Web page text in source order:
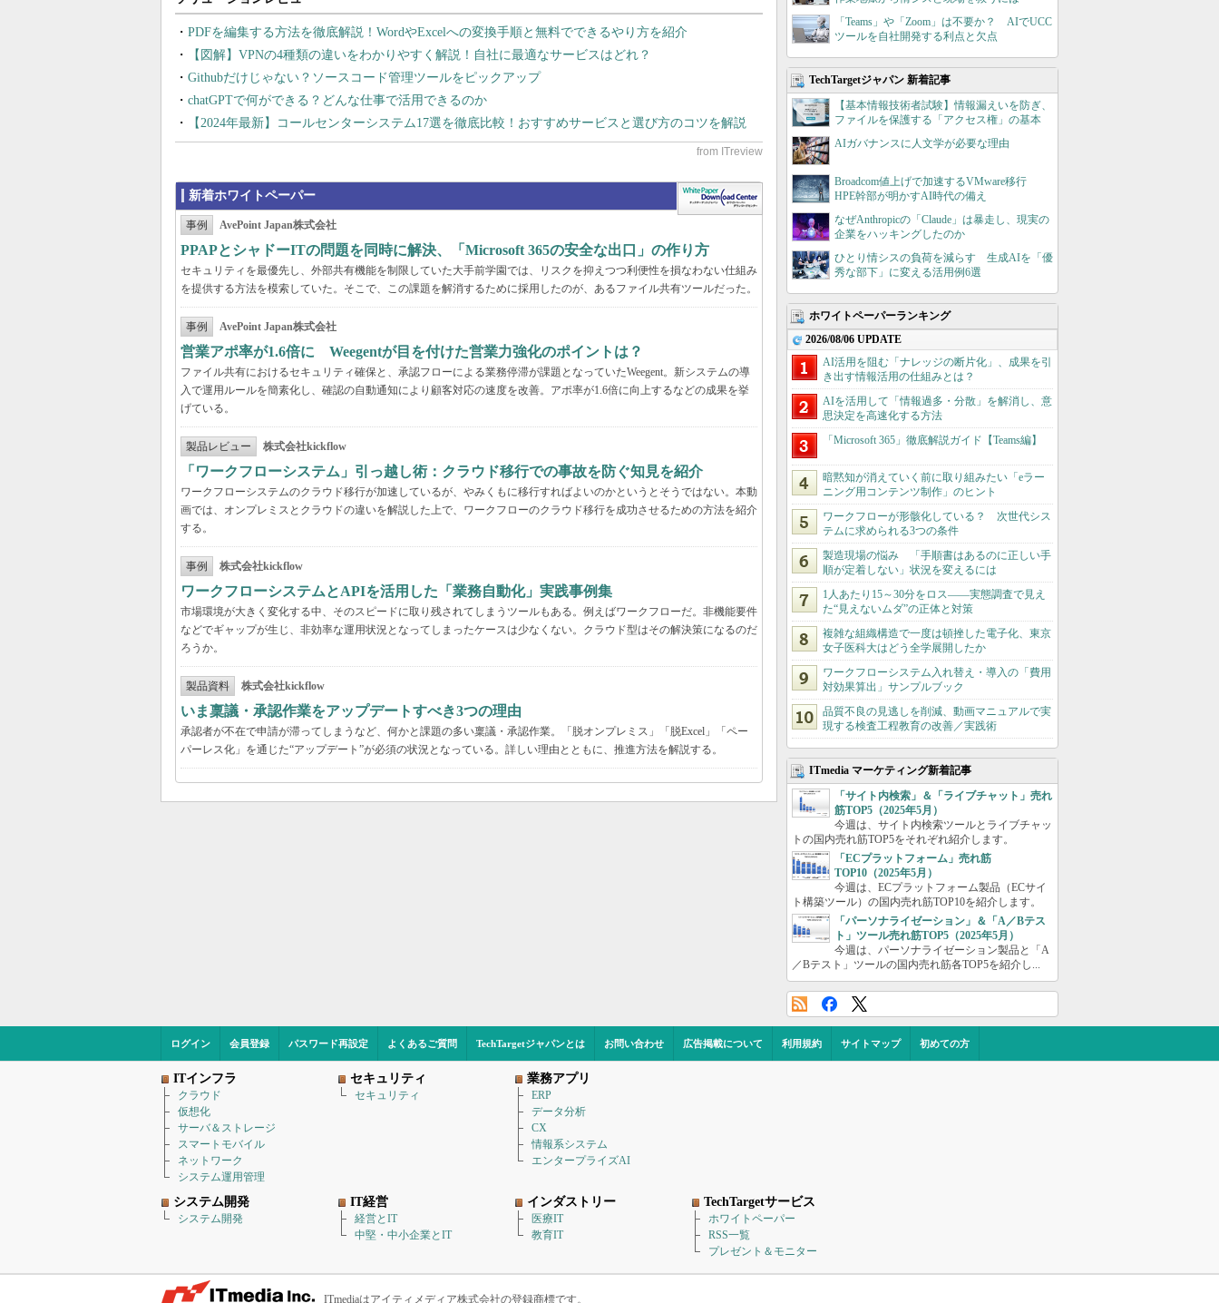
PDFを編集する方法を徹底解説！WordやExcelへの変換手順と無料でできるやり方を紹介
【図解】VPNの4種類の違いをわかりやすく解説！自社に最適なサービスはどれ？
Githubだけじゃない？ソースコード管理ツールをピックアップ
chatGPTで何ができる？どんな仕事で活用できるのか
【2024年最新】コールセンターシステム17選を徹底比較！おすすめサービスと選び方のコツを解説
新着ホワイトペーパー
事例 AvePoint Japan株式会社
PPAPとシャドーITの問題を同時に解決、「Microsoft 365の安全な出口」の作り方
セキュリティを最優先し、外部共有機能を制限していた大手前学園では、リスクを抑えつつ利便性を損なわない仕組み
を提供する方法を模索していた。そこで、この課題を解消するために採用したのが、あるファイル共有ツールだった。
事例 AvePoint Japan株式会社
営業アポ率が1.6倍に Weegentが目を付けた営業力強化のポイントは？
ファイル共有におけるセキュリティ確保と、承認フローによる業務停滞が課題となっていたWeegent。新システムの導
入で運用ルールを簡素化し、確認の自動通知により顧客対応の速度を改善。アポ率が1.6倍に向上するなどの成果を挙
げている。
製品レビュー 株式会社kickflow
「ワークフローシステム」引っ越し術：クラウド移行での事故を防ぐ知見を紹介
ワークフローシステムのクラウド移行が加速しているが、やみくもに移行すればよいのかというとそうではない。本動
画では、オンプレミスとクラウドの違いを解説した上で、ワークフローのクラウド移行を成功させるための方法を紹介
する。
事例 株式会社kickflow
ワークフローシステムとAPIを活用した「業務自動化」実践事例集
市場環境が大きく変化する中、そのスピードに取り残されてしまうツールもある。例えばワークフローだ。非機能要件
などでギャップが生じ、非効率な運用状況となってしまったケースは少なくない。クラウド型はその解決策になるのだ
ろうか。
製品資料 株式会社kickflow
いま稟議・承認作業をアップデートすべき3つの理由
承認者が不在で申請が滞ってしまうなど、何かと課題の多い稟議・承認作業。「脱オンプレミス」「脱Excel」「ペー
パーレス化」を通じた“アップデート”が必須の状況となっている。詳しい理由とともに、推進方法を解説する。
「Teams」や「Zoom」は不要か？ AIでUCC
ツールを自社開発する利点と欠点
TechTargetジャパン 新着記事
【基本情報技術者試験】情報漏えいを防ぎ、
ファイルを保護する「アクセス権」の基本
AIガバナンスに人文学が必要な理由
Broadcom値上げで加速するVMware移行
HPE幹部が明かすAI時代の備え
なぜAnthropicの「Claude」は暴走し、現実の
企業をハッキングしたのか
ひとり情シスの負荷を減らす 生成AIを「優
秀な部下」に変える活用例6選
ホワイトペーパーランキング
2026/08/06 UPDATE
AI活用を阻む「ナレッジの断片化」、成果を引
き出す情報活用の仕組みとは？
AIを活用して「情報過多・分散」を解消し、意
思決定を高速化する方法
「Microsoft 365」徹底解説ガイド【Teams編】
暗黙知が消えていく前に取り組みたい「eラー
ニング用コンテンツ制作」のヒント
ワークフローが形骸化している？ 次世代シス
テムに求められる3つの条件
製造現場の悩み 「手順書はあるのに正しい手
順が定着しない」状況を変えるには
1人あたり15～30分をロス――実態調査で見え
た“見えないムダ”の正体と対策
複雑な組織構造で一度は頓挫した電子化、東京
女子医科大はどう全学展開したか
ワークフローシステム入れ替え・導入の「費用
対効果算出」サンプルブック
品質不良の見逃しを削減、動画マニュアルで実
現する検査工程教育の改善／実践術
ITmedia マーケティング新着記事
「サイト内検索」＆「ライブチャット」売れ
筋TOP5（2025年5月）
今週は、サイト内検索ツールとライブチャッ
トの国内売れ筋TOP5をそれぞれ紹介します。
「ECプラットフォーム」売れ筋
TOP10（2025年5月）
今週は、ECプラットフォーム製品（ECサイ
ト構築ツール）の国内売れ筋TOP10を紹介します。
「パーソナライゼーション」＆「A／Bテス
ト」ツール売れ筋TOP5（2025年5月）
今週は、パーソナライゼーション製品と「A
／Bテスト」ツールの国内売れ筋各TOP5を紹介し...
ログイン 会員登録 パスワード再設定 よくあるご質問 TechTargetジャパンとは お問い合わせ 広告掲載について 利用規約 サイトマップ 初めての方
ITインフラ
クラウド
仮想化
サーバ＆ストレージ
スマートモバイル
ネットワーク
システム運用管理
セキュリティ
セキュリティ
業務アプリ
ERP
データ分析
CX
情報系システム
エンタープライズAI
システム開発
システム開発
IT経営
経営とIT
中堅・中小企業とIT
インダストリー
医療IT
教育IT
TechTargetサービス
ホワイトペーパー
RSS一覧
プレゼント＆モニター
ITmediaはアイティメディア株式会社の登録商標です。